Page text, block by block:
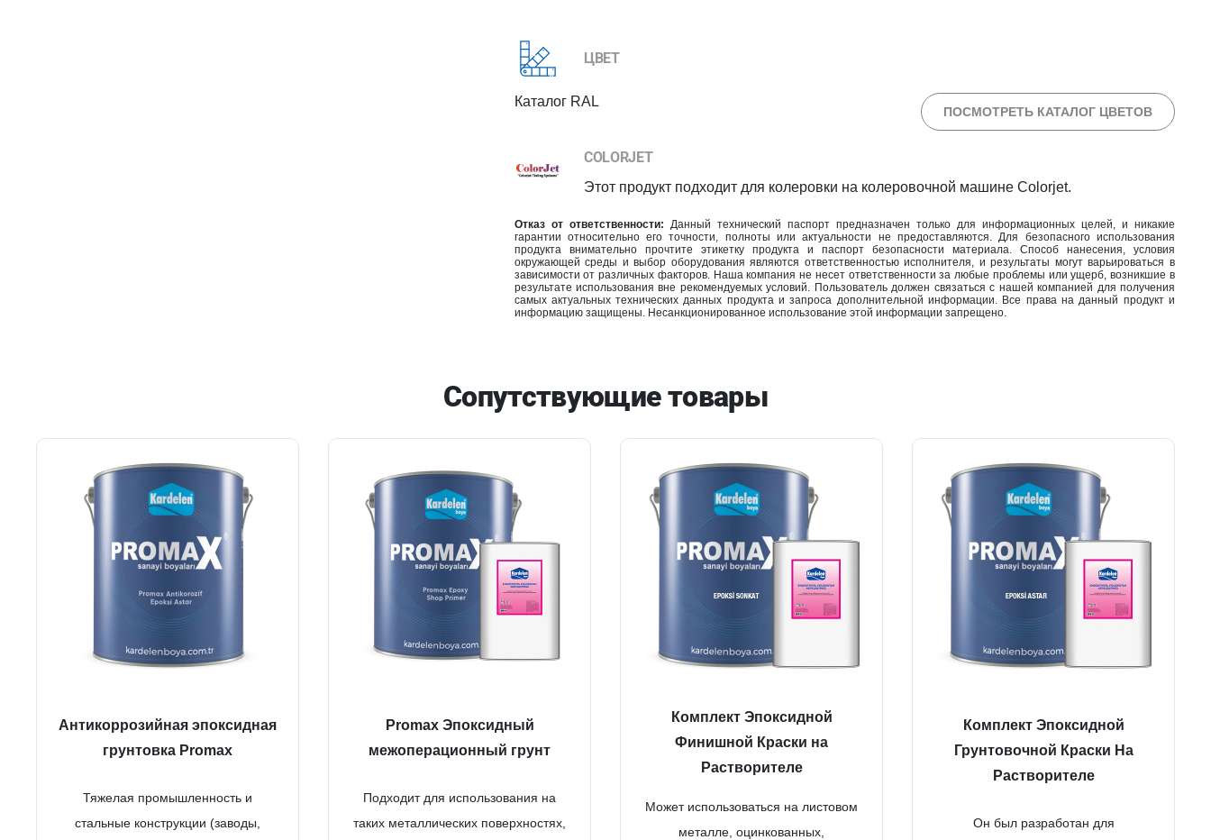
ЦВЕТ
Каталог RAL
ПОСМОТРЕТЬ КАТАЛОГ ЦВЕТОВ
COLORJET
Этот продукт подходит для колеровки на колеровочной машине Colorjet.
Отказ от ответственности: Данный технический паспорт предназначен только для информационных целей, и никакие
гарантии относительно его точности, полноты или актуальности не предоставляются. Для безопасного использования
продукта внимательно прочтите этикетку продукта и паспорт безопасности материала. Способ нанесения, условия
окружающей среды и выбор оборудования являются ответственностью исполнителя, и результаты могут варьироваться в
зависимости от различных факторов. Наша компания не несет ответственности за любые проблемы или ущерб, возникшие в
результате использования вне рекомендуемых условий. Пользователь должен связаться с нашей компанией для получения
самых актуальных технических данных продукта и запроса дополнительной информации. Все права на данный продукт и
информацию защищены. Несанкционированное использование этой информации запрещено.
Сопутствующие товары
Антикоррозийная эпоксидная
грунтовка Promax
Тяжелая промышленность и
стальные конструкции (заводы,
Promax Эпоксидный
межоперационный грунт
Подходит для использования на
таких металлических поверхностях,
Комплект Эпоксидной
Финишной Краски на
Растворителе
Может использоваться на листовом
металле, оцинкованных,
Комплект Эпоксидной
Грунтовочной Краски На
Растворителе
Он был разработан для